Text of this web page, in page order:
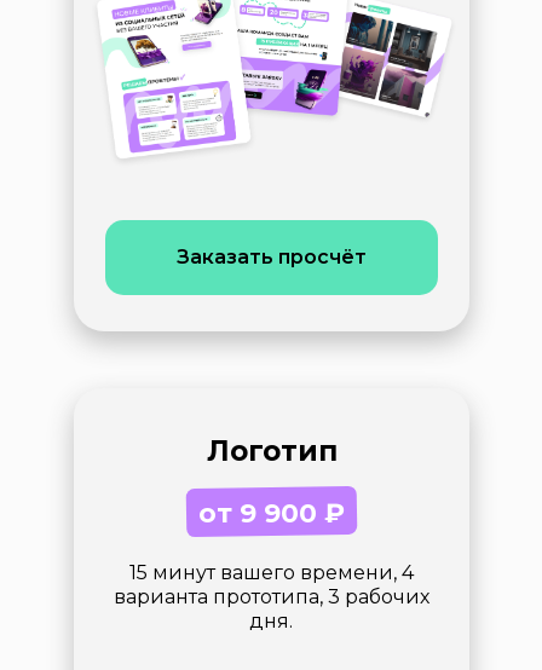
Заказать просчёт
Логотип
15 минут вашего времени, 4
варианта прототипа, 3 рабочих
дня.
от 9 900 ₽